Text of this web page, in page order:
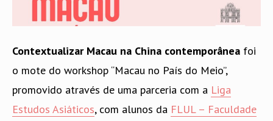
Contextualizar Macau na China contemporânea foi
o mote do workshop “Macau no País do Meio”,
promovido através de uma parceria com a Liga
Estudos Asiáticos, com alunos da FLUL – Faculdade